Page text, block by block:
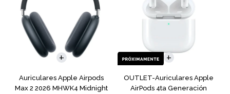
Auriculares Apple Airpods
Max 2 2026 MHWK4 Midnight
OUTLET-Auriculares Apple
AirPods 4ta Generación